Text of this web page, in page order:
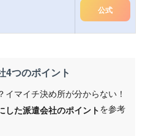
公式
4つのポイント
マイチ決め所が分からない！
した派遣会社のポイントを参考